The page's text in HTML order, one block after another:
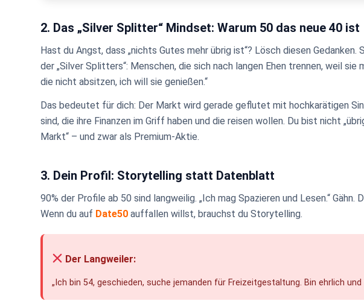
2. Das „Silver Splitter“ Mindset: Warum 50 das neue 40 ist
Hast du Angst, dass „nichts Gutes mehr übrig ist“? Lösch diesen
der „Silver Splitters“: Menschen, die sich nach langen Ehen trennen, weil sie
die nicht absitzen, ich will sie genießen.“
Das bedeutet für dich: Der Markt wird gerade geflutet mit hochkarätigen
sind, die ihre Finanzen im Griff haben und die reisen wollen. Du bist nicht
Markt“ – und zwar als Premium-Aktie.
3. Dein Profil: Storytelling statt Datenblatt
90% der Profile ab 50 sind langweilig. „Ich mag Spazieren und Lesen.“
Wenn du auf Date50 auffallen willst, brauchst du Storytelling.
Der Langweiler:
„Ich bin 54, geschieden, suche jemanden für Freizeitgestaltung. Bin ehrlich und